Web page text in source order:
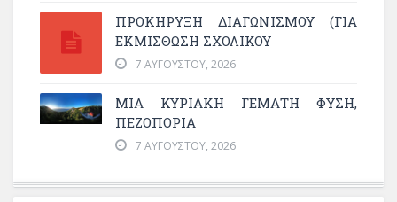
ΠΡΟΚΗΡΥΞΗ ΔΙΑΓΩΝΙΣΜΟΥ (ΓΙΑ
ΕΚΜΊΣΘΩΣΗ ΣΧΟΛΙΚΟΎ
7 ΑΥΓΟΎΣΤΟΥ, 2026
ΜΙΑ ΚΥΡΙΑΚΉ ΓΕΜΆΤΗ ΦΎΣΗ,
ΠΕΖΟΠΟΡΊΑ
7 ΑΥΓΟΎΣΤΟΥ, 2026